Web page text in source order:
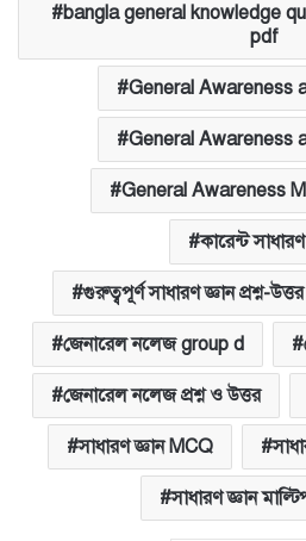
bangla general knowledge
pdf
General Awareness
General Awareness
General Awareness
কারেন্ট
গুরুত্বপূর্ণ সাধারণ জ্ঞান প্রশ্ন-
জেনারেল নলেজ group d
জেনারেল নলেজ প্রশ্ন ও উত্তর
সাধারণ জ্ঞান MCQ
সাধারণ জ্ঞান